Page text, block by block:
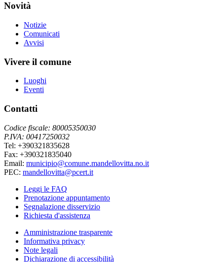
Novità
Notizie
Comunicati
Avvisi
Vivere il comune
Luoghi
Eventi
Contatti
Codice fiscale: 80005350030
P.IVA: 00417250032
Tel: +390321835628
Fax: +390321835040
Email: municipio@comune.mandellovitta.no.it
PEC: mandellovitta@pcert.it
Leggi le FAQ
Prenotazione appuntamento
Segnalazione disservizio
Richiesta d'assistenza
Amministrazione trasparente
Informativa privacy
Note legali
Dichiarazione di accessibilità